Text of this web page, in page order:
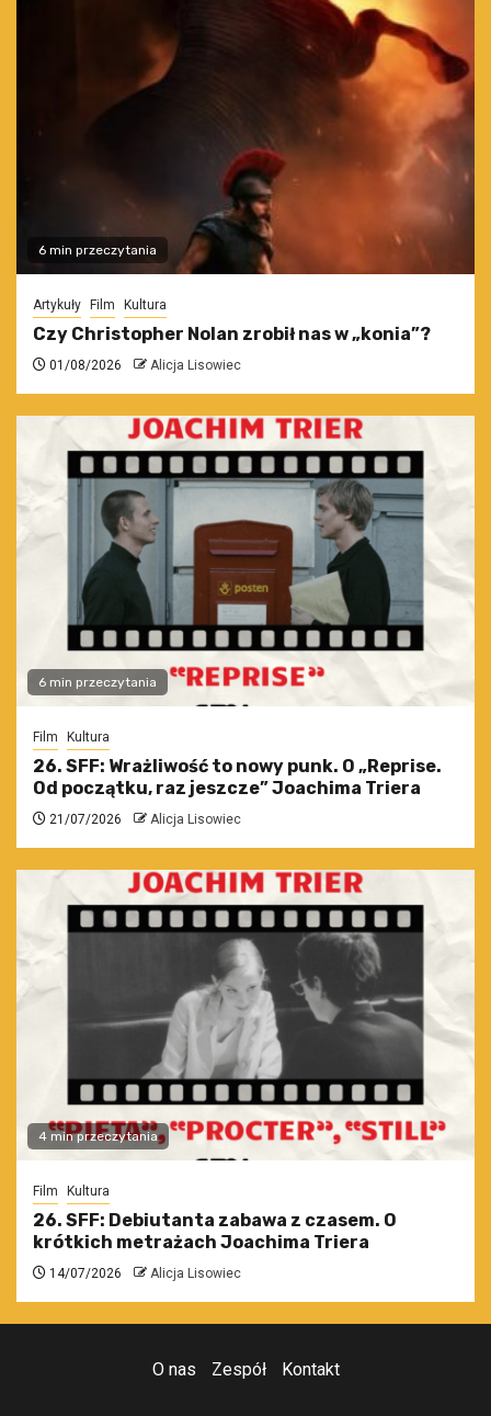
6 min przeczytania
Artykuły Film Kultura
Czy Christopher Nolan zrobił nas w „konia”?
01/08/2026 Alicja Lisowiec
6 min przeczytania
Film Kultura
26. SFF: Wrażliwość to nowy punk. O „Reprise.
Od początku, raz jeszcze” Joachima Triera
21/07/2026 Alicja Lisowiec
4 min przeczytania
Film Kultura
26. SFF: Debiutanta zabawa z czasem. O
krótkich metrażach Joachima Triera
14/07/2026 Alicja Lisowiec
O nas Zespół Kontakt